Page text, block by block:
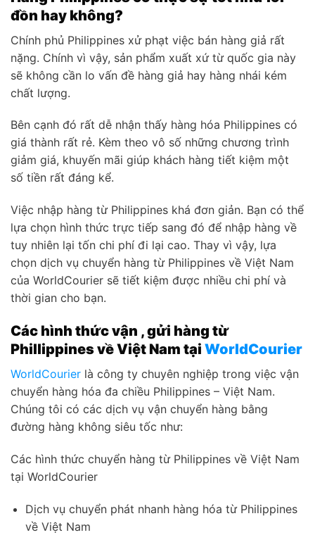
đồn hay không?
Chính phủ Philippines xử phạt việc bán hàng giả rất
nặng. Chính vì vậy, sản phẩm xuất xứ từ quốc gia này
sẽ không cần lo vấn đề hàng giả hay hàng nhái kém
chất lượng.
Bên cạnh đó rất dễ nhận thấy hàng hóa Philippines có
giá thành rất rẻ. Kèm theo vô số những chương trình
giảm giá, khuyến mãi giúp khách hàng tiết kiệm một
số tiền rất đáng kể.
Việc nhập hàng từ Philippines khá đơn giản. Bạn có thể
lựa chọn hình thức trực tiếp sang đó để nhập hàng về
tuy nhiên lại tốn chi phí đi lại cao. Thay vì vậy, lựa
chọn dịch vụ chuyển hàng từ Philippines về Việt Nam
của WorldCourier sẽ tiết kiệm được nhiều chi phí và
thời gian cho bạn.
Các hình thức vận , gửi hàng từ
Phillippines về Việt Nam tại WorldCourier
WorldCourier là công ty chuyên nghiệp trong việc vận
chuyển hàng hóa đa chiều Philippines – Việt Nam.
Chúng tôi có các dịch vụ vận chuyển hàng bằng
đường hàng không siêu tốc như:
Các hình thức chuyển hàng từ Philippines về Việt Nam
tại WorldCourier
Dịch vụ chuyển phát nhanh hàng hóa từ Philippines
về Việt Nam